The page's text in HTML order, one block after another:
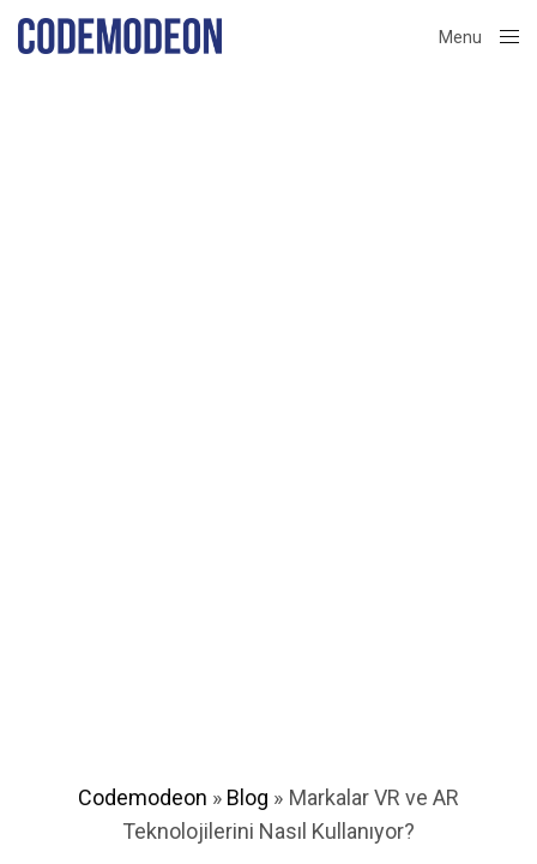
Menu
Codemodeon » Blog » Markalar VR ve AR
Teknolojilerini Nasıl Kullanıyor?